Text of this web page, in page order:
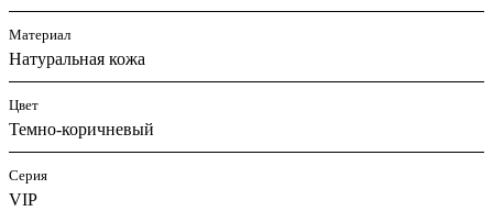
Материал
Натуральная кожа
Цвет
Темно-коричневый
Серия
VIP